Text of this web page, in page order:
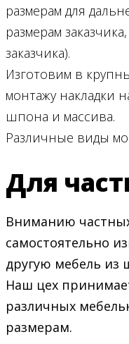
размерам для
размерам
заказчика).
Изготовим в
монтажу накладки
шпона и массива.
Различные виды
Для
Вниманию
самостоятельно
другую мебель
Наш цех
различных
размерам.